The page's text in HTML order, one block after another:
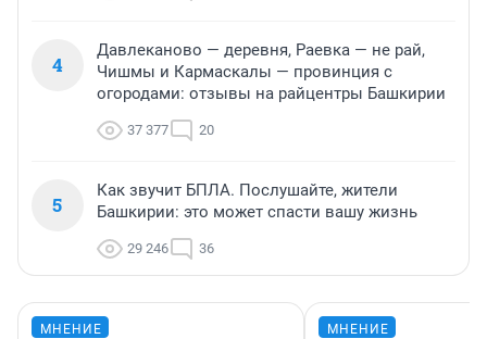
4
Давлеканово — деревня, Раевка — не рай,
Чишмы и Кармаскалы — провинция с
огородами: отзывы на райцентры Башкирии
37 377 20
5
Как звучит БПЛА. Послушайте, жители
Башкирии: это может спасти вашу жизнь
29 246 36
МНЕНИЕ МНЕНИЕ